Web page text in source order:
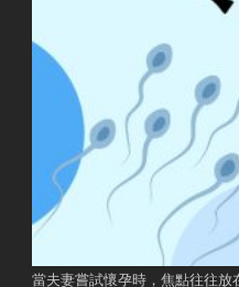
當夫妻嘗試懷孕時，焦點往往